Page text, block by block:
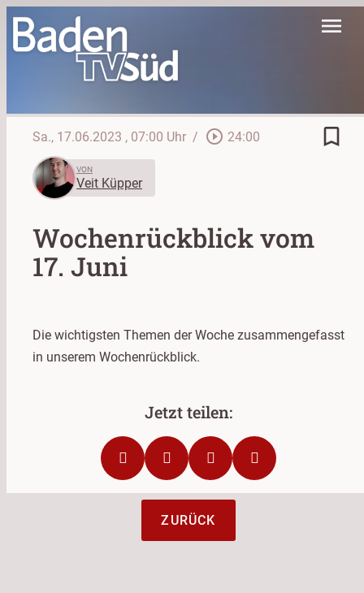
menu
Sa., 17.06.2023 , 07:00 Uhr / play_circle_outline 24:00 bookmark_border
VON
Veit Küpper
Wochenrückblick vom
17. Juni
Die wichtigsten Themen der Woche zusammengefasst
in unserem Wochenrückblick.
ZURÜCK